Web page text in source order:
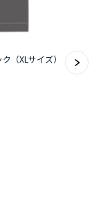
（XLサイズ）